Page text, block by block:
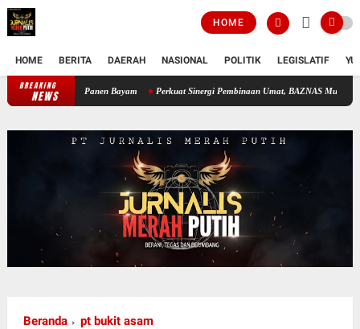
HOME
HOME BERITA DAERAH NASIONAL POLITIK LEGISLATIF
BREAKING
NEWS
Warga Panen Bayam Perkuat Sinergi Pembinaan Umat, BAZNAS Muara Enim
Beranda pt bukit asam